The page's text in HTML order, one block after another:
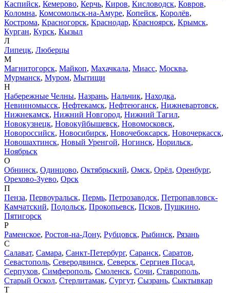
Каспийск, Кемерово, Керчь, Киров, Кисловодск, Ковров,
Коломна, Комсомольск-на-Амуре, Копейск, Королёв,
Кострома, Красногорск, Краснодар, Красноярск, Крымск,
Курган, Курск, Кызыл
Л
Липецк, Люберцы
М
Магнитогорск, Майкоп, Махачкала, Миасс, Москва,
Мурманск, Муром, Мытищи
Н
Набережные Челны, Назрань, Нальчик, Находка,
Невинномысск, Нефтекамск, Нефтеюганск, Нижневартовск,
Нижнекамск, Нижний Новгород, Нижний Тагил,
Новокузнецк, Новокуйбышевск, Новомосковск,
Новороссийск, Новосибирск, Новочебоксарск, Новочеркасск,
Новошахтинск, Новый Уренгой, Ногинск, Норильск,
Ноябрьск
О
Обнинск, Одинцово, Октябрьский, Омск, Орёл, Оренбург,
Орехово-Зуево, Орск
П
Пенза, Первоуральск, Пермь, Петрозаводск, Петропавловск-
Камчатский, Подольск, Прокопьевск, Псков, Пушкино,
Пятигорск
Р
Раменское, Ростов-на-Дону, Рубцовск, Рыбинск, Рязань
С
Салават, Самара, Санкт-Петербург, Саранск, Саратов,
Севастополь, Северодвинск, Северск, Сергиев Посад,
Серпухов, Симферополь, Смоленск, Сочи, Ставрополь,
Старый Оскол, Стерлитамак, Сургут, Сызрань, Сыктывкар
Т